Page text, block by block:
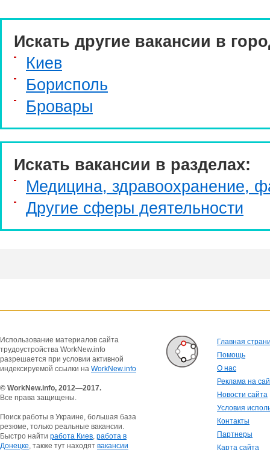
Искать другие вакансии в
Киев
Борисполь
Бровары
Искать вакансии в разделах:
Медицина, здравоохранение,
Другие сферы деятельности
Использование материалов сайта
трудоустройства WorkNew.info
разрешается при условии активной
индексируемой ссылки на WorkNew.info
© WorkNew.info, 2012—2017.
Все права защищены.
Поиск работы в Украине, большая база
резюме, только реальные вакансии.
Быстро найти работа Киев, работа в
Донецке, также тут находят вакансии
Главная
Помощь
О нас
Реклама на
Новости сайта
Условия
Контакты
Партнеры
Карта сайта